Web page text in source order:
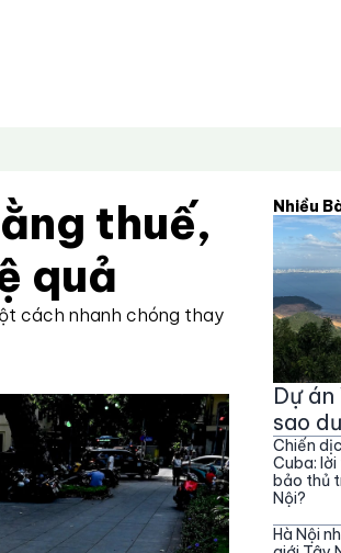
thuế,
quả
cách nhanh chóng thay
Nhiều
Dự
sao
Chiến
Cuba: lời
bảo thủ
Nội?
Hà Nội